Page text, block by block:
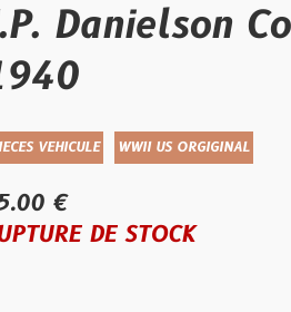
WWII US ORGIGINAL
STOCK